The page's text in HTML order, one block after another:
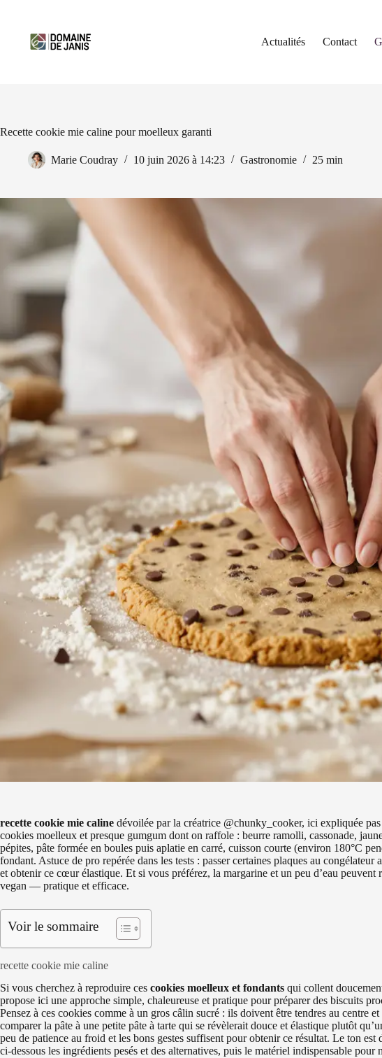
Actualités
Contact
Recette cookie mie caline pour moelleux garanti
Marie Coudray 10 juin 2026 à 14:23 Gastronomie 25 min
recette cookie mie caline dévoilée par la créatrice @chunky_cooker, ici expliquée
cookies moelleux et presque gumgum dont on raffole : beurre ramolli, cassonade,
pépites, pâte formée en boules puis aplatie en carré, cuisson courte (environ 180°C
fondant. Astuce de pro repérée dans les tests : passer certaines plaques au
et obtenir ce cœur élastique. Et si vous préférez, la margarine et un peu d’eau
vegan — pratique et efficace.
Voir le sommaire
recette cookie mie caline
Si vous cherchez à reproduire ces cookies moelleux et fondants qui collent
propose ici une approche simple, chaleureuse et pratique pour préparer des biscuits
Pensez à ces cookies comme à un gros câlin sucré : ils doivent être tendres au centre
comparer la pâte à une petite pâte à tarte qui se révèlerait douce et élastique plutôt
peu de patience au froid et les bons gestes suffisent pour obtenir ce résultat. Le ton
ci-dessous les ingrédients pesés et des alternatives, puis le matériel indispensable pour